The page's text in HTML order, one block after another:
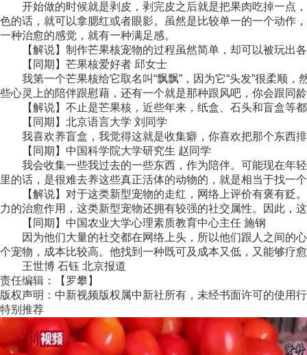
开始做的时候就是剥皮，剥完皮之后就是把果肉吃掉一点，
色的话，就可以拿腮红或者眼影。虽然是比较单一的一个动作
一种治愈的感觉，就有一种满足感。
【解说】制作芒果核宠物的过程虽然简单，却可以被玩出各
【同期】芒果核爱好者 邱女士
我第一个芒果核给它取名叫“飘飘”，因为它“头发”很柔顺，
些心灵上的陪伴跟慰藉，还有一个就是那种跟风吧，你会跟同
【解说】不止是芒果核，近些年来，纸盒、石头和盲盒等都
【同期】北京语言大学 刘同学
我喜欢养盲盒，我觉得这就是收集癖，你喜欢把那个东西
【同期】中国科学院大学研究生 赵同学
我会收集一些我过去的一些东西，作为陪伴。可能现在年轻
里的话，是很难去养这些真正活体的动物的，就是相当于找一
【解说】对于这类新型宠物的走红，网络上评价有褒有贬。
力的治愈作用，这类新型宠物还拥有较强的社交属性。因此，
【同期】中国农业大学心理素质教育中心主任 施钢
因为他们大量的社交都在网络上头，所以他们跟人之间的心
个宠物，成本比较高。他找到一种既可及成本又低，又能够疗
王世博 石钰 北京报道
责任编辑：【罗攀】
版权声明：中新视频版权属中新社所有，未经书面许可的使用
特别推荐